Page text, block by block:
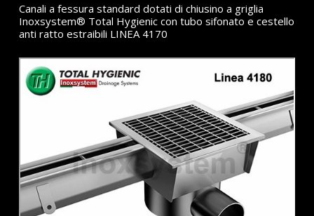
Canali a fessura standard dotati di chiusino a griglia
Inoxsystem® Total Hygienic con tubo sifonato e cestello
anti ratto estraibili LINEA 4170